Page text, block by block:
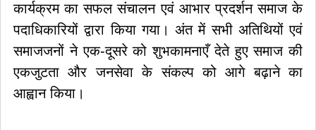
कार्यक्रम का सफल संचालन एवं आभार प्रदर्शन समाज के
पदाधिकारियों द्वारा किया गया। अंत में सभी अतिथियों एवं
समाजजनों ने एक-दूसरे को शुभकामनाएँ देते हुए समाज की
एकजुटता और जनसेवा के संकल्प को आगे बढ़ाने का
आह्वान किया।